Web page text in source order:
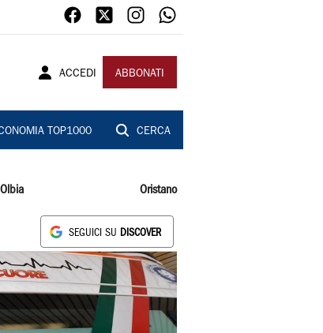
ACCEDI ABBONATI
TOP1000 CERCA
Olbia Oristano
SEGUICI SU DISCOVER